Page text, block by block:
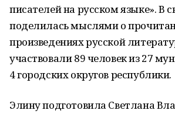
писателей на русском языке». В
поделилась мыслями о
произведениях русской
участвовали 89 человек из 27
4 городских округов республики.
Элину подготовила Светлана